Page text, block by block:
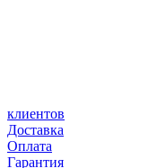
клиентов
Доставка
Оплата
Гарантия